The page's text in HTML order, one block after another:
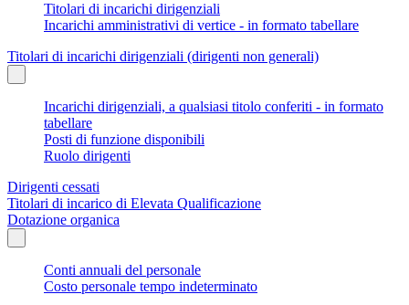
Titolari di incarichi dirigenziali
Incarichi amministrativi di vertice - in formato tabellare
Titolari di incarichi dirigenziali (dirigenti non generali)
Incarichi dirigenziali, a qualsiasi titolo conferiti - in formato
tabellare
Posti di funzione disponibili
Ruolo dirigenti
Dirigenti cessati
Titolari di incarico di Elevata Qualificazione
Dotazione organica
Conti annuali del personale
Costo personale tempo indeterminato